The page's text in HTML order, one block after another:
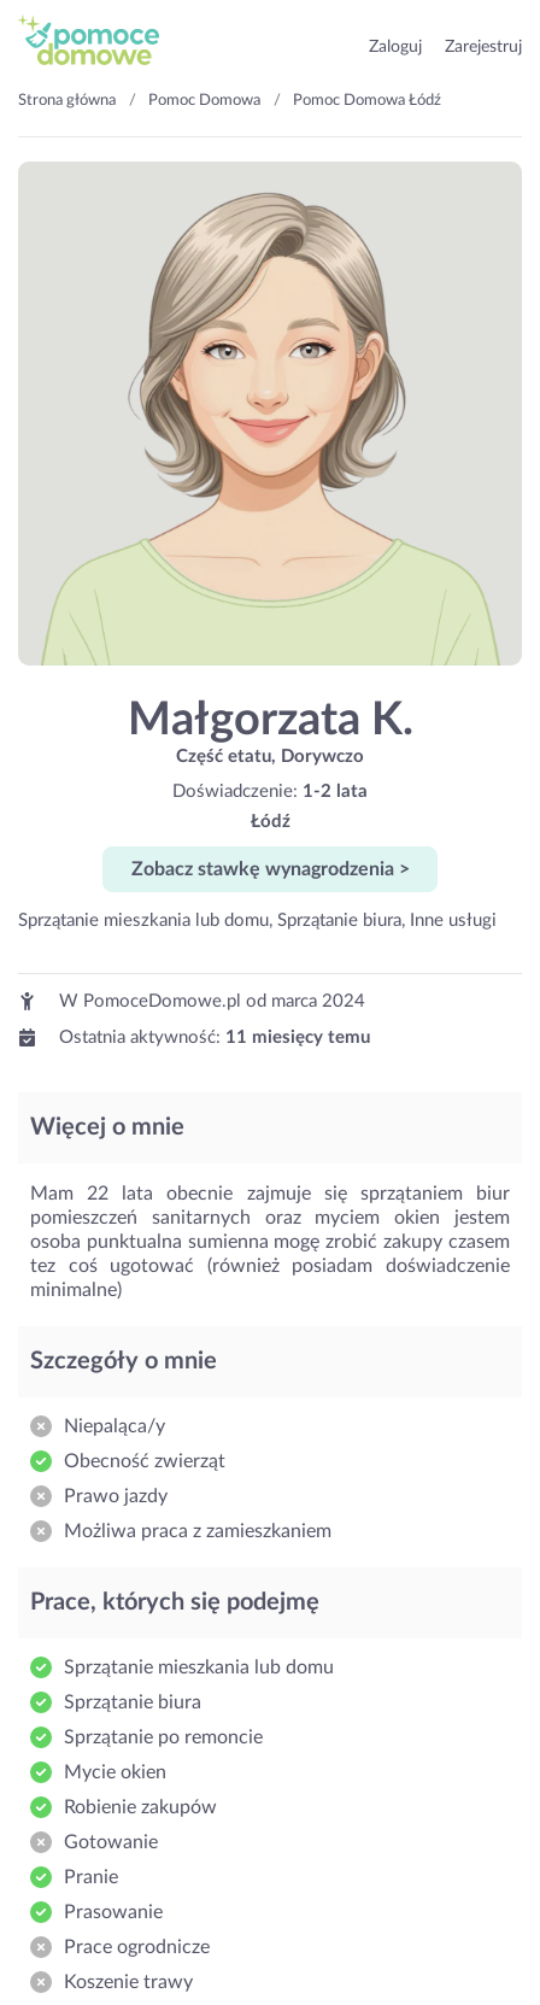
Zaloguj Zarejestruj
Strona główna Pomoc Domowa Pomoc Domowa Łódź
Małgorzata K.
Część etatu, Dorywczo
Doświadczenie: 1-2 lata
Łódź
Zobacz stawkę wynagrodzenia >
Sprzątanie mieszkania lub domu, Sprzątanie biura, Inne usługi
W PomoceDomowe.pl od marca 2024
Ostatnia aktywność: 11 miesięcy temu
Więcej o mnie
Mam 22 lata obecnie zajmuje się sprzątaniem biur
pomieszczeń sanitarnych oraz myciem okien jestem
osoba punktualna sumienna mogę zrobić zakupy czasem
tez coś ugotować (również posiadam doświadczenie
minimalne)
Szczegóły o mnie
Niepaląca/y
Obecność zwierząt
Prawo jazdy
Możliwa praca z zamieszkaniem
Prace, których się podejmę
Sprzątanie mieszkania lub domu
Sprzątanie biura
Sprzątanie po remoncie
Mycie okien
Robienie zakupów
Gotowanie
Pranie
Prasowanie
Prace ogrodnicze
Koszenie trawy